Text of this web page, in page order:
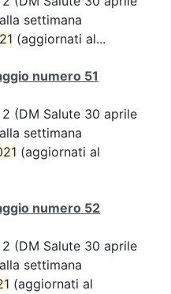
settimana
(aggiornati al...
numero 51
(DM Salute 30 aprile
settimana
(aggiornati al
numero 52
(DM Salute 30 aprile
settimana
(aggiornati al